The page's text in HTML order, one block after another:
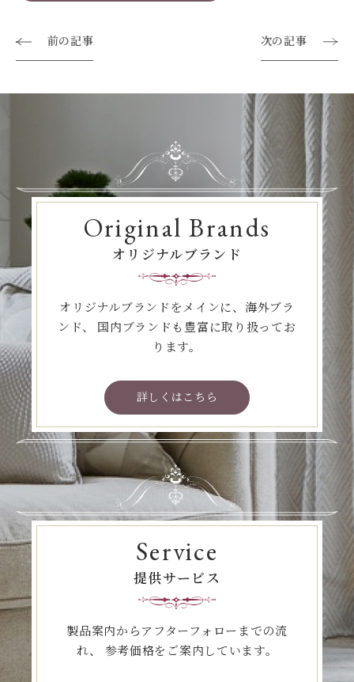
前の記事 次の記事
Original Brands
オリジナルブランド
オリジナルブランドをメインに、海外ブラ
ンド、
国内ブランドも豊富に取り扱ってお
ります。
詳しくはこちら
Service
提供サービス
製品案内からアフターフォローまでの流
れ、
参考価格をご案内しています。